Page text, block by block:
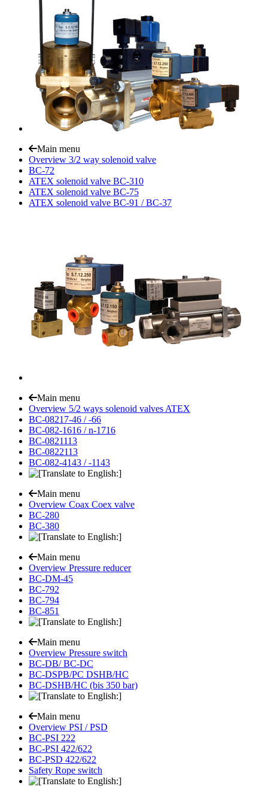
Main menu
Overview 3/2 way solenoid valve
BC-72
ATEX solenoid valve BC-310
ATEX solenoid valve BC-75
ATEX solenoid valve BC-91 / BC-37
Main menu
Overview 5/2 ways solenoid valves ATEX
BC-08217-46 / -66
BC-082-1616 / n-1716
BC-0821113
BC-0822113
BC-082-4143 / -1143
Main menu
Overview Coax Coex valve
BC-280
BC-380
Main menu
Overview Pressure reducer
BC-DM-45
BC-792
BC-794
BC-851
Main menu
Overview Pressure switch
BC-DB/ BC-DC
BC-DSPB/PC DSHB/HC
BC-DSHB/HC (bis 350 bar)
Main menu
Overview PSI / PSD
BC-PSI 222
BC-PSI 422/622
BC-PSD 422/622
Safety Rope switch